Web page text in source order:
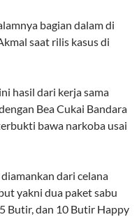
bagian dalam di
saat rilis kasus di
hasil dari kerja sama
Bea Cukai Bandara
bawa narkoba usai
dari celana
yakni dua paket sabu
Butir, dan 10 Butir Happy